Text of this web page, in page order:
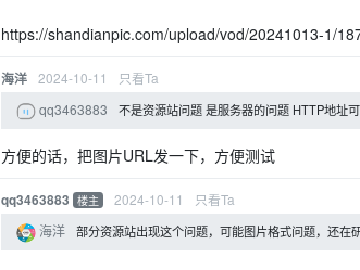
https://shandianpic.com/upload/vod/20241013-1/
海洋 2024-10-11 只看Ta
qq3463883
不是资源站问题 是服务器的问题 HTTP地址
方便的话，把图片URL发一下，方便测试
qq3463883 楼主 2024-10-11 只看Ta
海洋
部分资源站出现这个问题，可能图片格式问题，还在